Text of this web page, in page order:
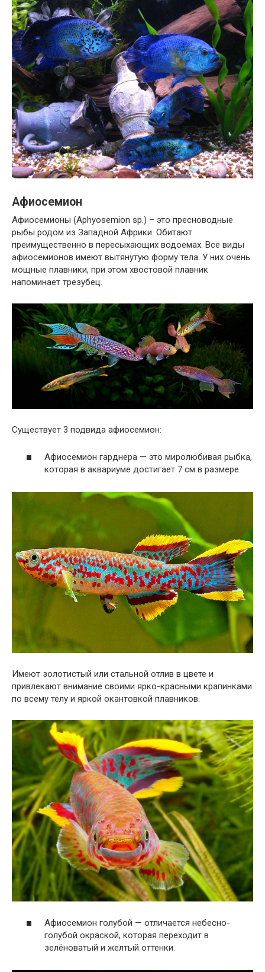
Афиосемион
Афиосемионы (Aphyosemion sp.) – это пресноводные
рыбы родом из Западной Африки. Обитают
преимущественно в пересыхающих водоемах. Все виды
афиосемионов имеют вытянутую форму тела. У них очень
мощные плавники, при этом хвостовой плавник
напоминает трезубец.
Существует 3 подвида афиосемион:
Афиосемион гарднера — это миролюбивая рыбка,
которая в аквариуме достигает 7 см в размере.
Имеют золотистый или стальной отлив в цвете и
привлекают внимание своими ярко-красными крапинками
по всему телу и яркой окантовкой плавников.
Афиосемион голубой — отличается небесно-
голубой окраской, которая переходит в
зелёноватый и желтый оттенки.